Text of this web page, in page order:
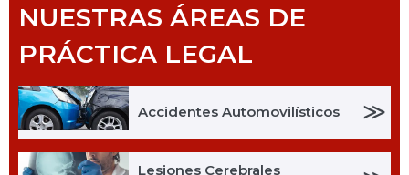
NUESTRAS ÁREAS DE
PRÁCTICA LEGAL
Accidentes Automovilísticos ≫
Lesiones Cerebrales